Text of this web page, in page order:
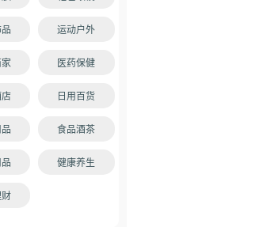
运动户外
医药保健
日用百货
食品酒茶
健康养生